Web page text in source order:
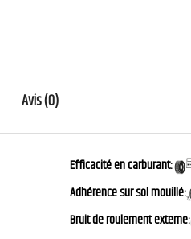
Avis (0)
Efficacité en carburant:
Adhérence sur sol mouillé:
Bruit de roulement externe: